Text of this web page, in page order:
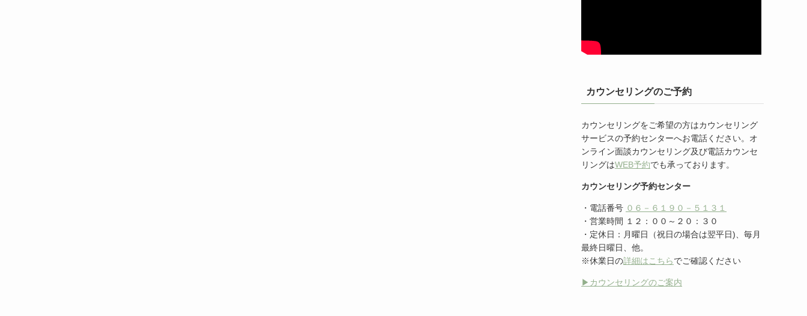
カウンセリングのご予約
カウンセリングをご希望の方はカウンセリング
サービスの予約センターへお電話ください。オ
ンライン面談カウンセリング及び電話カウンセ
リングはWEB予約でも承っております。
カウンセリング予約センター
・電話番号 ０６－６１９０－５１３１
・営業時間 １２：００～２０：３０
・定休日：月曜日（祝日の場合は翌平日)、毎月
最終日曜日、他。
※休業日の詳細はこちらでご確認ください
▶︎カウンセリングのご案内